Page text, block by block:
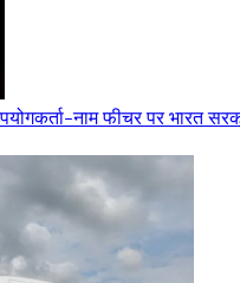
नाम फीचर पर भारत